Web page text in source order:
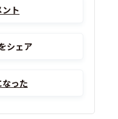
ント
シェア
った